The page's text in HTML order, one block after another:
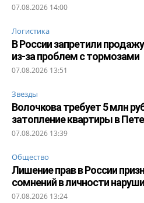
07.08.2026 14:00
Логистика
В России запретили
из-за проблем с тормозами
07.08.2026 13:51
Звезды
Волочкова требует 5 млн
затопление квартиры в
07.08.2026 13:39
Общество
Лишение прав в России
сомнений в личности
07.08.2026 13:24